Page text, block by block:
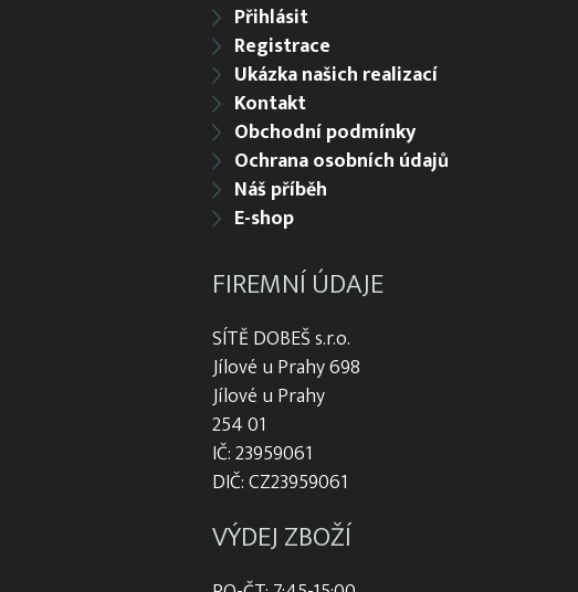
Přihlásit
Registrace
Ukázka našich realizací
Kontakt
Obchodní podmínky
Ochrana osobních údajů
Náš příběh
E-shop
FIREMNÍ ÚDAJE
SÍTĚ DOBEŠ s.r.o.
Jílové u Prahy 698
Jílové u Prahy
254 01
IČ: 23959061
DIČ: CZ23959061
VÝDEJ ZBOŽÍ